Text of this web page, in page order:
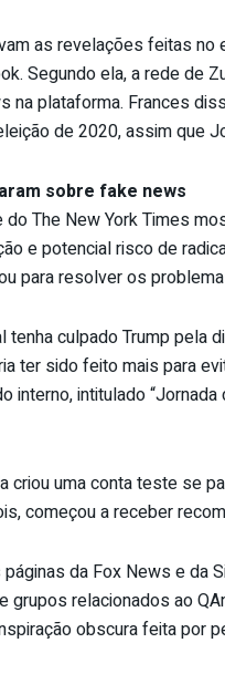
as revelações feitas no
Segundo ela, a rede de
na plataforma. Frances
de 2020, assim que
sobre fake news
The New York Times
e potencial risco de
para resolver os
tenha culpado Trump
ter sido feito mais para
interno, intitulado
criou uma conta teste se
começou a receber
páginas da Fox News e
grupos relacionados ao
obscura feita por